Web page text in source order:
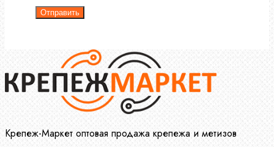
Отправить
Крепеж-Маркет оптовая продажа крепежа и метизов